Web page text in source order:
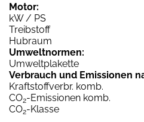
Motor:
kW / PS
Treibstoff
Hubraum
Umweltnormen:
Umweltplakette
Verbrauch und Emissionen
Kraftstoffverbr. komb.
CO2-Emissionen komb.
CO2-Klasse